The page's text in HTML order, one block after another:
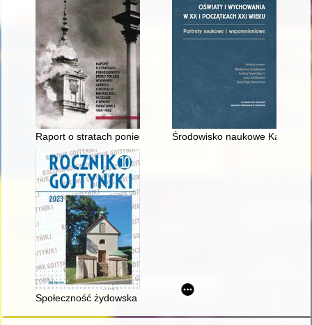
Raport o stratach poniesionych przez Polskę w wyniku
Środowisko naukowe Katedry
Społeczność żydowska Pogorzeli